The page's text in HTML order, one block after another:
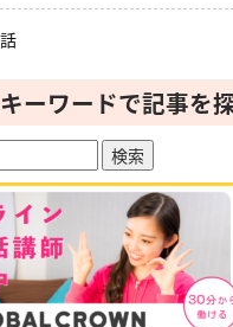
ーワードで記事を